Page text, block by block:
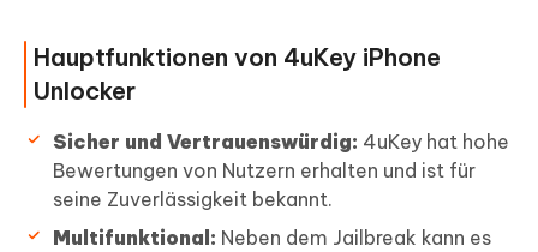
Hauptfunktionen von 4uKey iPhone
Unlocker
Sicher und Vertrauenswürdig: 4uKey hat hohe
Bewertungen von Nutzern erhalten und ist für
seine Zuverlässigkeit bekannt.
Multifunktional: Neben dem Jailbreak kann es